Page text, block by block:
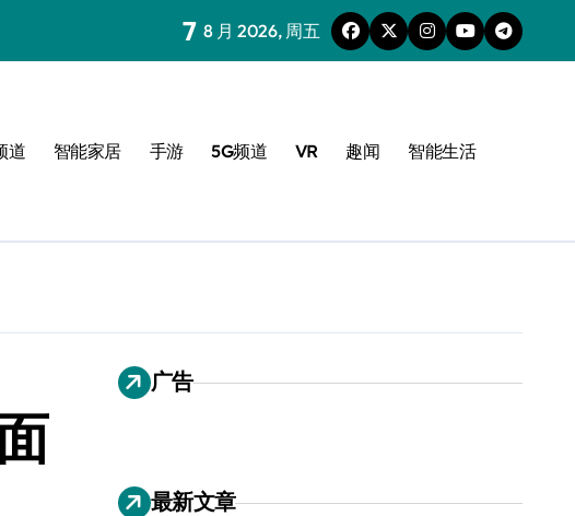
7 8 月 2026, 周五
道 智能家居 手游 5G频道 VR 趣闻 智能生活
广告
最新文章